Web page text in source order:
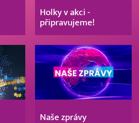
Holky v akci -
připravujeme!
Naše zprávy